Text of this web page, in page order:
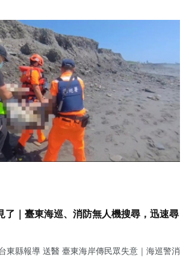
了｜臺東海巡、消防無人機搜尋，迅速尋
東縣報導 送醫 臺東海岸傳民眾失意｜海巡警消